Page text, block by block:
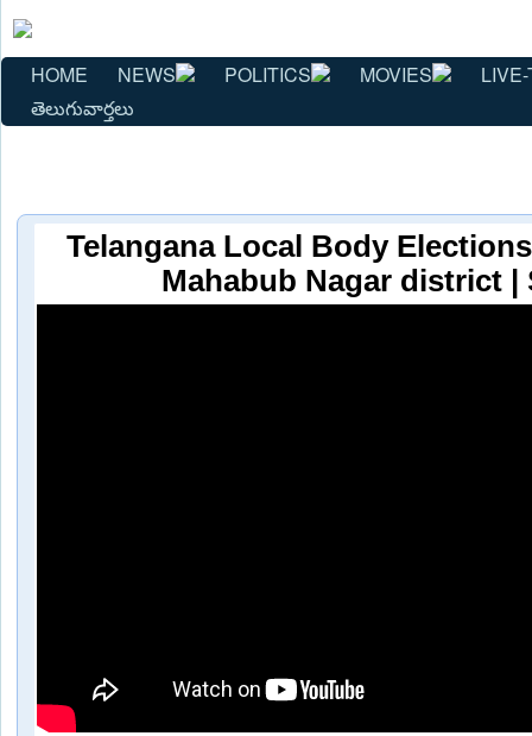
HOME NEWS POLITICS MOVIES
తెలుగువార్తలు
Telangana Local Body
Mahabub Nagar district |